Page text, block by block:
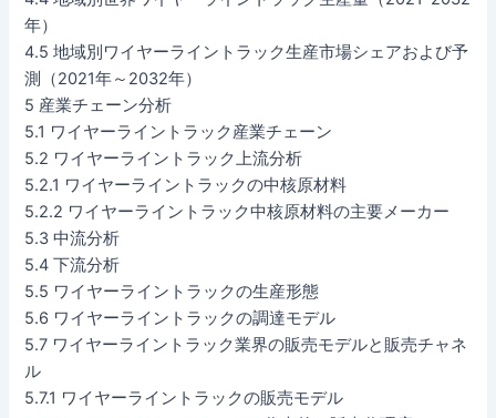
年）
4.5 地域別ワイヤーライントラック生産市場シェアおよび予
測（2021年～2032年）
5 産業チェーン分析
5.1 ワイヤーライントラック産業チェーン
5.2 ワイヤーライントラック上流分析
5.2.1 ワイヤーライントラックの中核原材料
5.2.2 ワイヤーライントラック中核原材料の主要メーカー
5.3 中流分析
5.4 下流分析
5.5 ワイヤーライントラックの生産形態
5.6 ワイヤーライントラックの調達モデル
5.7 ワイヤーライントラック業界の販売モデルと販売チャネ
ル
5.7.1 ワイヤーライントラックの販売モデル